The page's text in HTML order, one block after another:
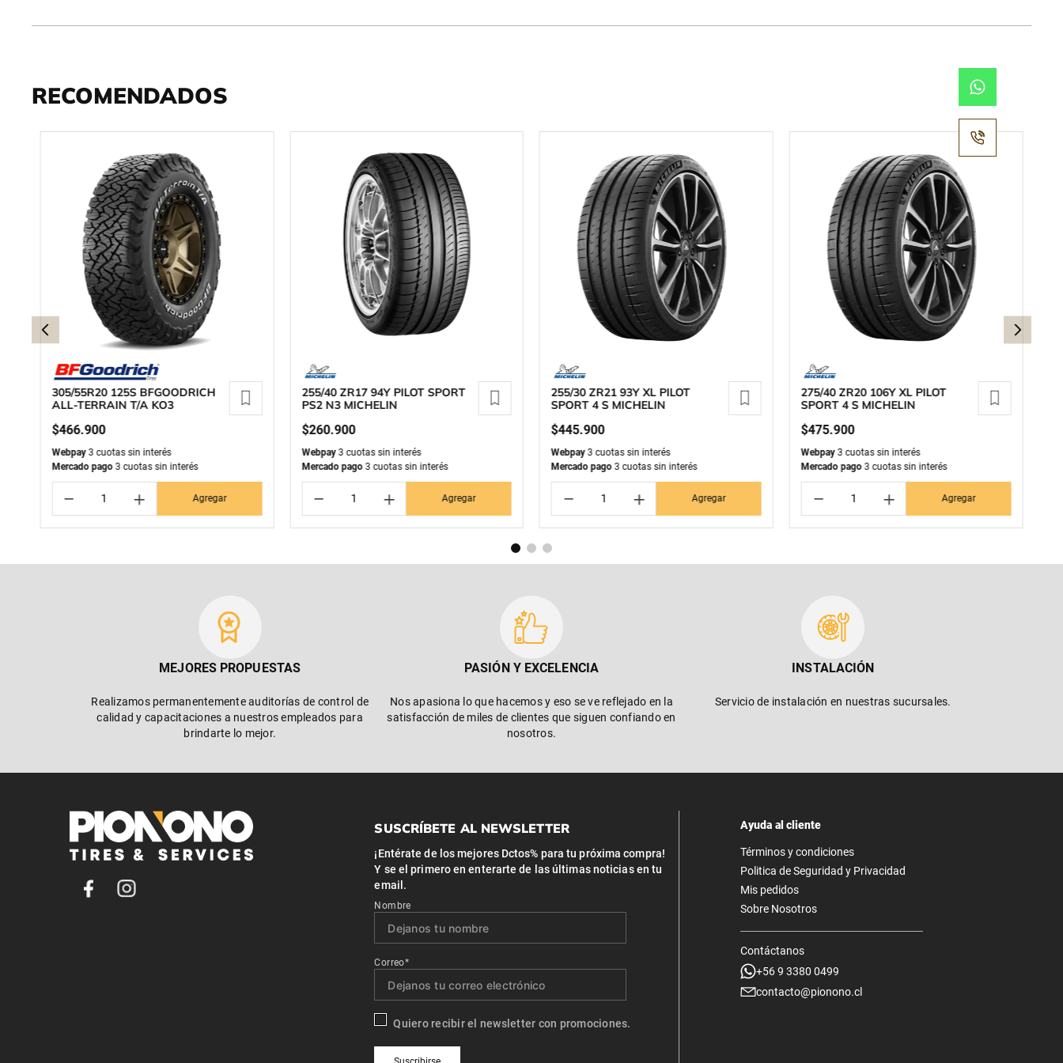
RECOMENDADOS
305/55R20 125S BFGOODRICH
ALL-TERRAIN T/A KO3
$466.900
Webpay3 cuotas sin interés
Mercado pago3 cuotas sin interés
＋
－ Agregar
255/40 ZR17 94Y PILOT SPORT
PS2 N3 MICHELIN
$260.900
Webpay3 cuotas sin interés
Mercado pago3 cuotas sin interés
＋
－ Agregar
255/30 ZR21 93Y XL PILOT
SPORT 4 S MICHELIN
$445.900
Webpay 3 cuotas sin interés
Mercado pago 3 cuotas sin interés
＋
－ Agregar
275/40 ZR20 106Y XL PILOT
SPORT 4 S MICHELIN
$475.900
Webpay3 cuotas sin interés
Mercado pago3 cuotas sin interés
＋
－ Agregar
MEJORES PROPUESTAS
Realizamos permanentemente auditorías de control de
calidad y capacitaciones a nuestros empleados para
brindarte lo mejor.
PASIÓN Y EXCELENCIA
Nos apasiona lo que hacemos y eso se ve reflejado en la
satisfacción de miles de clientes que siguen confiando en
nosotros.
INSTALACIÓN
Servicio de instalación en nuestras sucursales.
SUSCRÍBETE AL NEWSLETTER
¡Entérate de los mejores Dctos% para tu próxima compra!
Y se el primero en enterarte de las últimas noticias en tu
email.
Nombre
Correo*
Quiero recibir el newsletter con promociones.
Ayuda al cliente
Términos y condiciones
Politica de Seguridad y Privacidad
Mis pedidos
Sobre Nosotros
Contáctanos
+56 9 3380 0499
contacto@pionono.cl